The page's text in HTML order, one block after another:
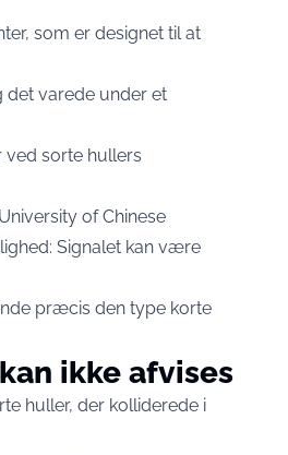
som er designet til at
det varede under et
ved sorte hullers
of Chinese
Signalet kan være
præcis den type korte
ikke afvises
huller, der kolliderede i